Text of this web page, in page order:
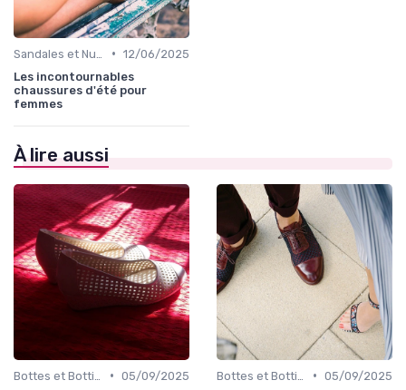
• 12/06/2025
Les incontournables
chaussures d'été pour
femmes
À lire aussi
• 05/09/2025
• 05/09/2025